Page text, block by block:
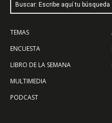
Buscar: Escribe aquí tu búsqueda
TEMAS
ENCUESTA
LIBRO DE LA SEMANA
MULTIMEDIA
PODCAST